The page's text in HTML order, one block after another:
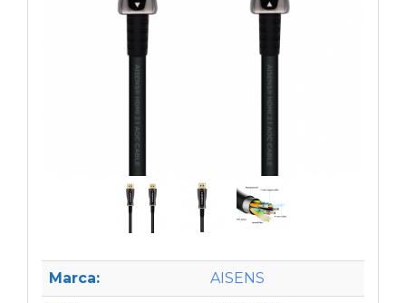
Marca: AISENS